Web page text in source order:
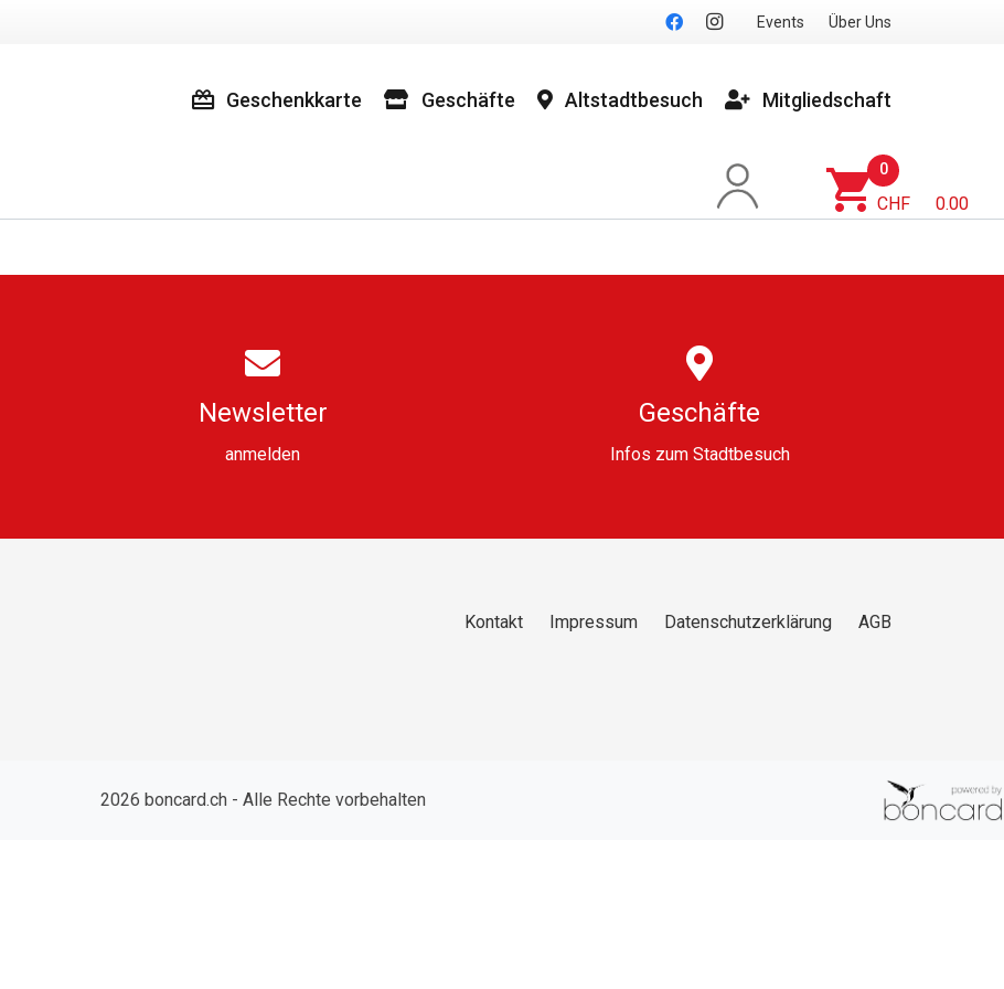
Events Über Uns
Geschenkkarte Geschäfte Altstadtbesuch Mitgliedschaft
0
shopping_cartCHF 0.00
Newsletter
anmelden
Geschäfte
Infos zum Stadtbesuch
Kontakt Impressum Datenschutzerklärung AGB
2026 boncard.ch - Alle Rechte vorbehalten